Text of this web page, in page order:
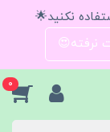
نکنید🌟
نرفته😍
0